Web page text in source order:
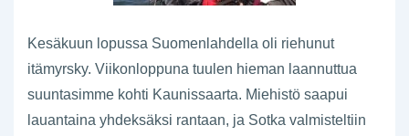
Kesäkuun lopussa Suomenlahdella oli riehunut
itämyrsky. Viikonloppuna tuulen hieman laannuttua
suuntasimme kohti Kaunissaarta. Miehistö saapui
lauantaina yhdeksäksi rantaan, ja Sotka valmisteltiin